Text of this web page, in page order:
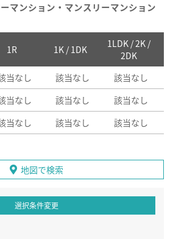
マンション・マンスリーマンション
1R 1K / 1DK
1LDK / 2K /
2DK
当なし 該当なし 該当なし
当なし 該当なし 該当なし
当なし 該当なし 該当なし
地図で検索
選択条件変更